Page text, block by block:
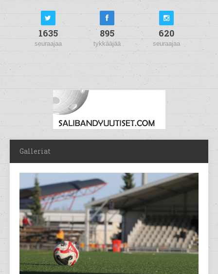
1635
seuraajaa
895
tykkääjää
620
seuraajaa
Galleriat